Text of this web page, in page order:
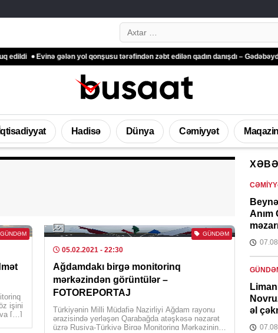
Search…
Evinə gələn yol qonşusu tərəfindən zəbt edilən qadın danışdı – Gədəbəydən
İqtisadiyyat Hadisə Dünya Cəmiyyət Maqazin
GÜNDƏM
işini
[…]
GÜNDƏM
05.02.2021- 22:30
Ağdamdakı birgə monitorinq
mərkəzindən görüntülər –
FOTOREPORTAJ
Türkiyənin Milli Müdafiə Nazirliyi Ağdam rayonu
ərazisində yerləşən Qarabağda atəşkəsə nəzarət
üzrə Rusiya-Türkiyə Birgə Monitorinq Mərkəzinin
Anım
əl